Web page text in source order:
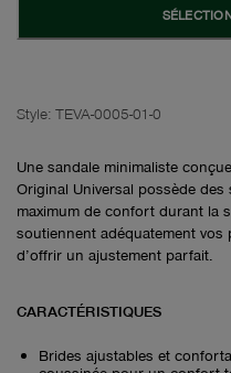
Style: TEVA-0005-01-0
Une sandale minimaliste
Original Universal possède
maximum de confort durant la
soutiennent adéquatement vos
d’offrir un ajustement parfait.
CARACTÉRISTIQUES
Brides ajustables et